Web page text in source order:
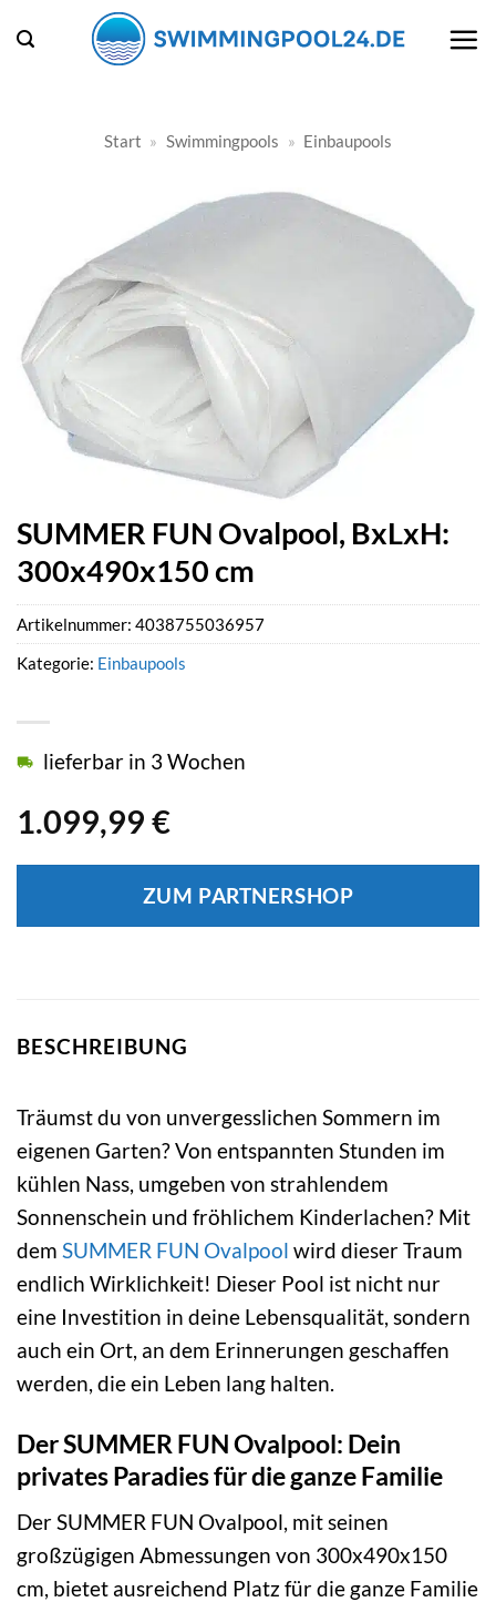
Inhalt
Start » Swimmingpools » Einbaupools
SUMMER FUN Ovalpool, BxLxH:
300x490x150 cm
1.099,99 €
lieferbar in 3 Wochen
ZUM PARTNERSHOP
Artikelnummer: 4038755036957
Kategorie: Einbaupools
BESCHREIBUNG
Träumst du von unvergesslichen Sommern im
eigenen Garten? Von entspannten Stunden im
kühlen Nass, umgeben von strahlendem
Sonnenschein und fröhlichem Kinderlachen? Mit
dem SUMMER FUN Ovalpool wird dieser Traum
endlich Wirklichkeit! Dieser Pool ist nicht nur
eine Investition in deine Lebensqualität, sondern
auch ein Ort, an dem Erinnerungen geschaffen
werden, die ein Leben lang halten.
Der SUMMER FUN Ovalpool: Dein
privates Paradies für die ganze Familie
Der SUMMER FUN Ovalpool, mit seinen
großzügigen Abmessungen von 300x490x150
cm, bietet ausreichend Platz für die ganze Familie